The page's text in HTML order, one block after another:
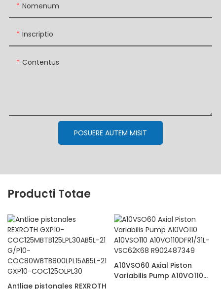
Nomenum
Inscriptio
Contentus
POSUERE AUTEM MISIT
Producti Totae
Antliae pistonales REXROTH
A10VSO60 Axial Piston
Variabilis Pump A10VO110